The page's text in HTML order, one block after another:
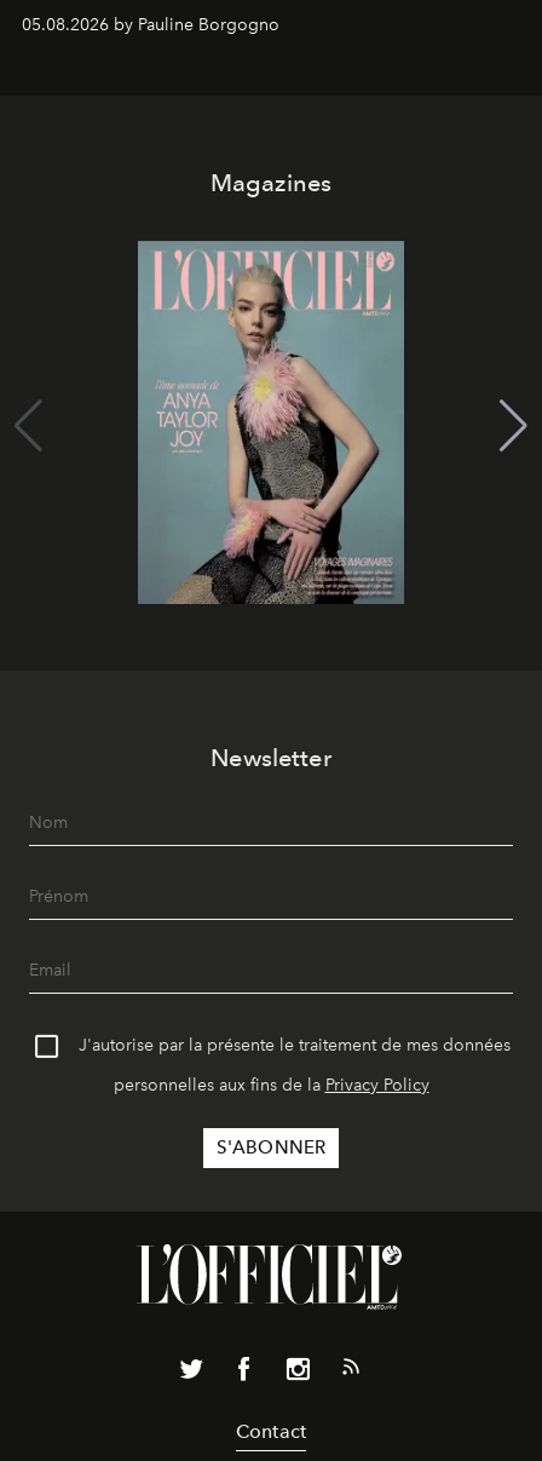
05.08.2026 by Pauline Borgogno
Magazines
Newsletter
J'autorise par la présente le traitement de mes données
personnelles aux fins de la Privacy Policy
Contact